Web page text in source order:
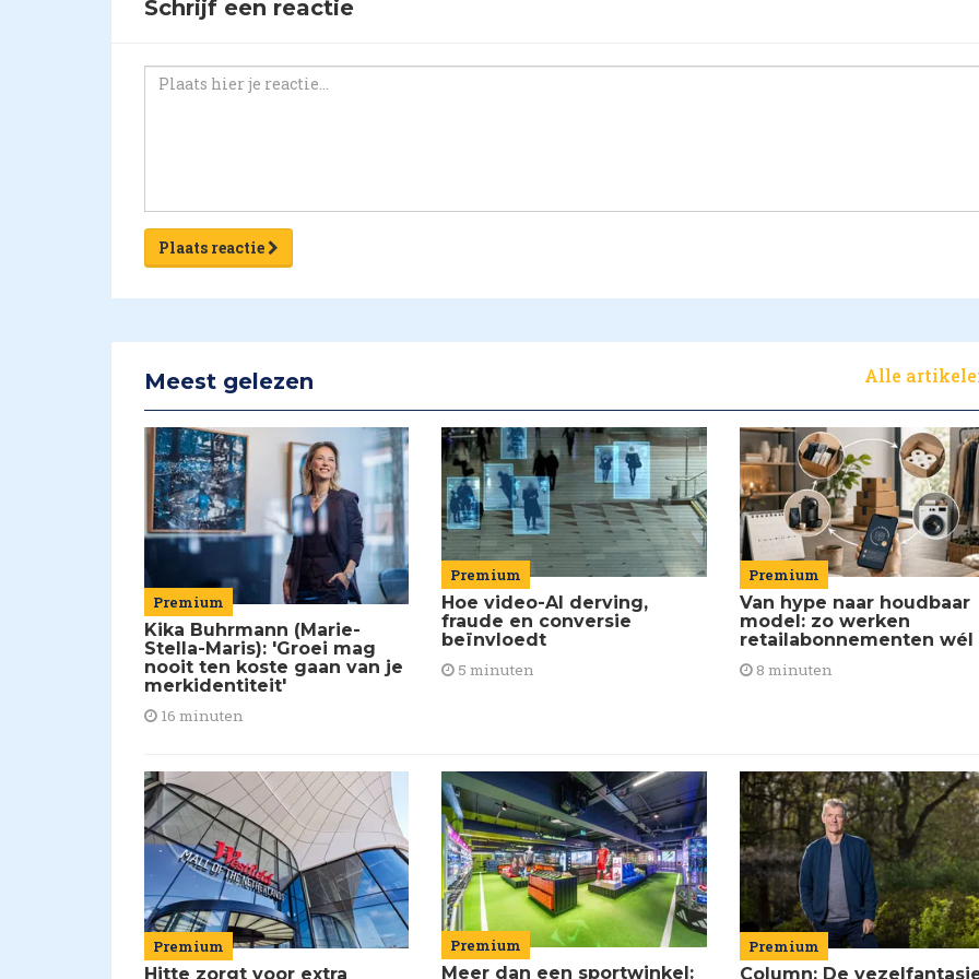
Schrijf een reactie
Plaats reactie
Meest gelezen Alle
Premium
Kika Buhrmann (Marie-
Stella-Maris): 'Groei mag
nooit ten koste gaan van je
merkidentiteit'
16 minuten
Premium
Hoe video-AI derving,
fraude en conversie
beïnvloedt
5 minuten
Premium
Van hype naar houdbaar
model: zo werken
retailabonnementen wél
8 minuten
Premium
Hitte zorgt voor extra
Premium
Meer dan een sportwinkel:
Premium
Column: De